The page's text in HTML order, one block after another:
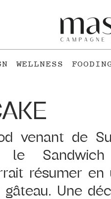
WELLNESS
venant de
le
résumer en
Une